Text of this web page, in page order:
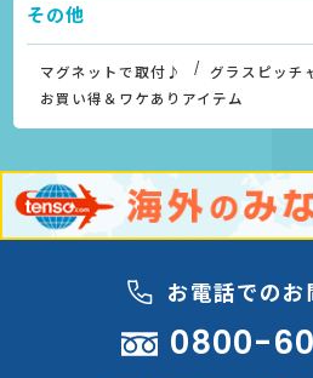
その他
マグネットで取付♪
グラスピッチ
お買い得＆ワケありアイテム
お電話でのお
0800-